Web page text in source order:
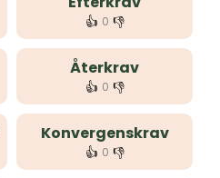
👍 0 👎
Återkrav
👍 0 👎
Konvergenskrav
👍 0 👎